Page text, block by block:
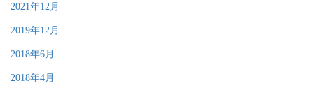
2021年12月
2019年12月
2018年6月
2018年4月